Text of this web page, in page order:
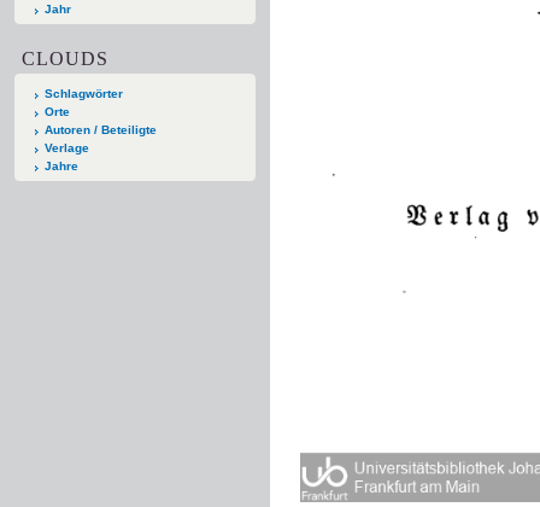
Jahr
CLOUDS
Schlagwörter
Orte
Autoren / Beteiligte
Verlage
Jahre